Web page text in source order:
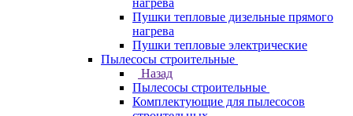
нагрева
Пушки тепловые дизельные прямого
нагрева
Пушки тепловые электрические
Пылесосы строительные
Назад
Пылесосы строительные
Комплектующие для пылесосов